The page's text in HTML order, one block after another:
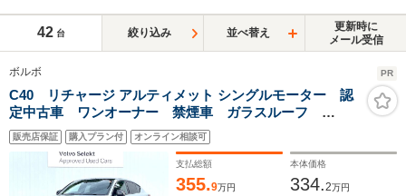
42 台 絞り込み 並べ替え
更新時に
メール受信
ボルボ PR
C40 リチャージ アルティメット シングルモーター 認
定中古車 ワンオーナー 禁煙車 ガラスルーフ
haman/kardonスピーカー Googleモデル 360ビュー
カメラ 禁煙車 インテリセーフ メモリ機能付きパ
ワーシート LEDヘッドライト 走行可距離MAX590K
販売店保証 購入プラン付 オンライン相談可
支払総額
355.9万円
本体価格
334.2万円